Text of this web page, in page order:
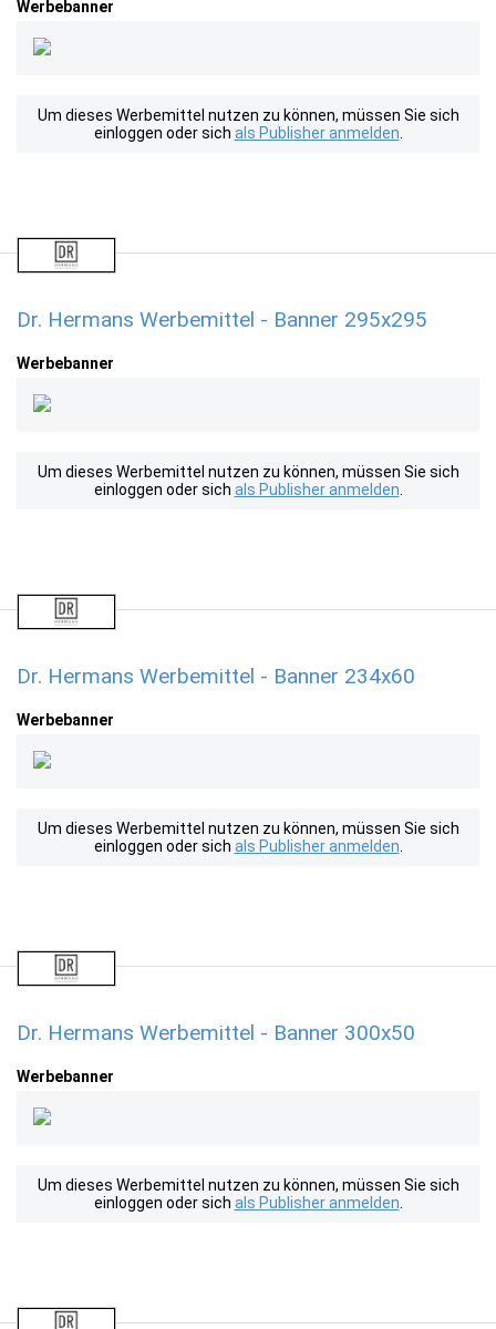
Werbebanner
Um dieses Werbemittel nutzen zu können, müssen Sie sich
einloggen oder sich als Publisher anmelden
Dr. Hermans Werbemittel - Banner 295x295
Werbebanner
Um dieses Werbemittel nutzen zu können, müssen Sie sich
einloggen oder sich als Publisher anmelden
Dr. Hermans Werbemittel - Banner 234x60
Werbebanner
Um dieses Werbemittel nutzen zu können, müssen Sie sich
einloggen oder sich als Publisher anmelden
Dr. Hermans Werbemittel - Banner 300x50
Werbebanner
Um dieses Werbemittel nutzen zu können, müssen Sie sich
einloggen oder sich als Publisher anmelden